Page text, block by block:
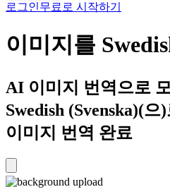
로그인무료로 시작하기
이미지를
AI 이미지 번역으로
Swedish (Svenska)(으
이미지 번역 완료